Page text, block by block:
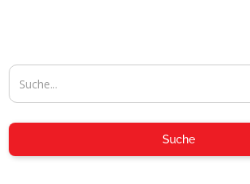
Suche
04954-30 59-116
info@aposoft.de